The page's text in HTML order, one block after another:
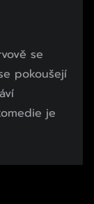
se
pokoušejí
je